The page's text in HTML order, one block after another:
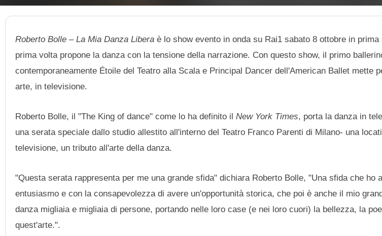
Roberto Bolle – La Mia Danza Libera è lo show evento in onda su Rai1 sabato 8 ottobre in
prima volta propone la danza con la tensione della narrazione. Con questo show, il primo
contemporaneamente Étoile del Teatro alla Scala e Principal Dancer dell'American Ballet mette
arte, in televisione.
Roberto Bolle, il "The King of dance" come lo ha definito ilNew York Times, porta la danza in
una serata speciale dallo studio allestito all'interno del Teatro Franco Parenti di Milano- una
televisione, un tributo all'arte della danza.
"Questa serata rappresenta per me una grande sfida" dichiara Roberto Bolle, "Una sfida che ho
entusiasmo e con la consapevolezza di avere un'opportunità storica, che poi è anche il mio
danza migliaia e migliaia di persone, portando nelle loro case (e nei loro cuori) la bellezza, la
quest'arte.".